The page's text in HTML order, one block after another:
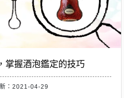
掌握酒泡鑑定的技巧
：2021-04-29